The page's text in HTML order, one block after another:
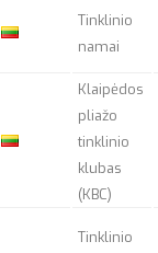
Tinklinio
namai
Klaipėdos
pliažo
tinklinio
klubas
(KBC)
Tinklinio